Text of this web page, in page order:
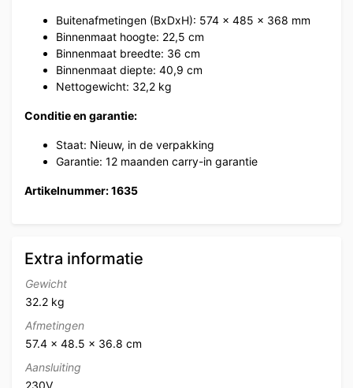
Buitenafmetingen (BxDxH): 574 x 485 x 368 mm
Binnenmaat hoogte: 22,5 cm
Binnenmaat breedte: 36 cm
Binnenmaat diepte: 40,9 cm
Nettogewicht: 32,2 kg
Conditie en garantie:
Staat: Nieuw, in de verpakking
Garantie: 12 maanden carry-in garantie
Artikelnummer: 1635
Extra informatie
Gewicht
32.2 kg
Afmetingen
57.4 × 48.5 × 36.8 cm
Aansluiting